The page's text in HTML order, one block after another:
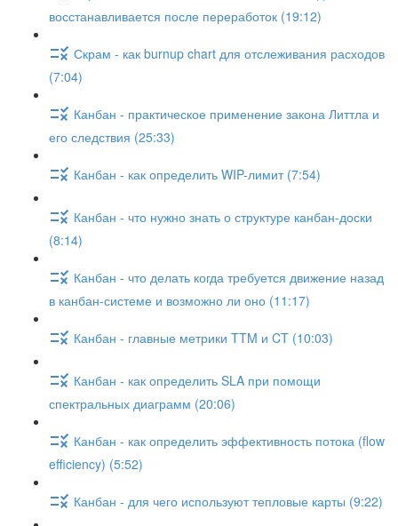
восстанавливается после переработок (19:12)
Скрам - как burnup chart для отслеживания расходов
(7:04)
Канбан - практическое применение закона Литтла и
его следствия (25:33)
Канбан - как определить WIP-лимит (7:54)
Канбан - что нужно знать о структуре канбан-доски
(8:14)
Канбан - что делать когда требуется движение назад
в канбан-системе и возможно ли оно (11:17)
Канбан - главные метрики TTM и CT (10:03)
Канбан - как определить SLA при помощи
спектральных диаграмм (20:06)
Канбан - как определить эффективность потока (flow
efficiency) (5:52)
Канбан - для чего используют тепловые карты (9:22)